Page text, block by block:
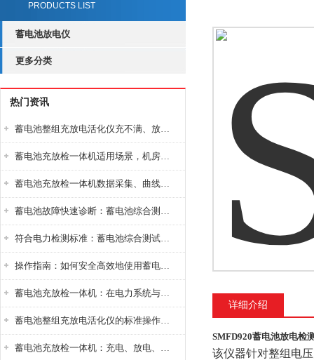
PRODUCTS LIST
蓄电池放电仪
更多分类
热门资讯
蓄电池整组充放电活化仪充不满、放不完怎么办？
蓄电池充放检一体机适用场景，机房基站变电站铅酸蓄电池维护检测应用
蓄电池充放检一体机数据采集、曲线分析与电池健康状态智能评估功能详解
蓄电池故障快速诊断：蓄电池综合测试仪判断落后电池的方法与标准
符合电力检测标准：蓄电池综合测试仪测试规范与精度校准方法详解
操作指南：如何安全高效地使用蓄电池智能活化仪？
蓄电池充放检一体机：在电力系统与储能设备中的创新应用，确保蓄电池性能与可靠性
蓄电池整组充放电活化仪的标准操作流程：从接线设置到充放电参数设定的安全规范
蓄电池充放检一体机：充电、放电、检测三功能集成设备
详细介绍
SMFD920蓄电池放电检
该仪器针对整组电